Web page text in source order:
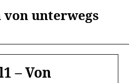
von unterwegs
– Von